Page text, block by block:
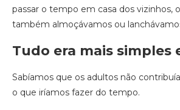
passar o tempo em casa dos vizinhos,
também almoçávamos ou
Tudo era mais simples
Sabíamos que os adultos não
o que iríamos fazer do tempo.